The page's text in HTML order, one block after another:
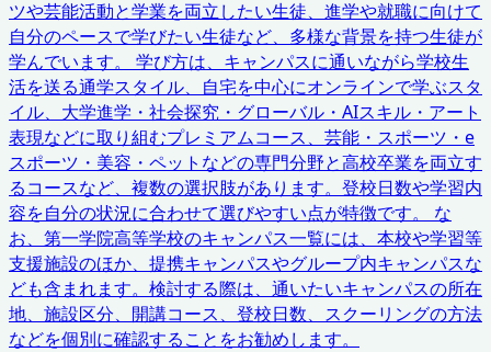
ツや芸能活動と学業を両立したい生徒、進学や就職に向けて
自分のペースで学びたい生徒など、多様な背景を持つ生徒が
学んでいます。 学び方は、キャンパスに通いながら学校生
活を送る通学スタイル、自宅を中心にオンラインで学ぶスタ
イル、大学進学・社会探究・グローバル・AIスキル・アート
表現などに取り組むプレミアムコース、芸能・スポーツ・e
スポーツ・美容・ペットなどの専門分野と高校卒業を両立す
るコースなど、複数の選択肢があります。登校日数や学習内
容を自分の状況に合わせて選びやすい点が特徴です。 な
お、第一学院高等学校のキャンパス一覧には、本校や学習等
支援施設のほか、提携キャンパスやグループ内キャンパスな
ども含まれます。検討する際は、通いたいキャンパスの所在
地、施設区分、開講コース、登校日数、スクーリングの方法
などを個別に確認することをお勧めします。